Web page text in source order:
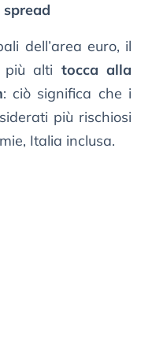
dell’area euro, il
più alti tocca alla
: ciò significa che i
più rischiosi
Italia inclusa.